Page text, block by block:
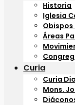
Historia
Iglesia
Obispos
Áreas
Curia
Curia
Mons.